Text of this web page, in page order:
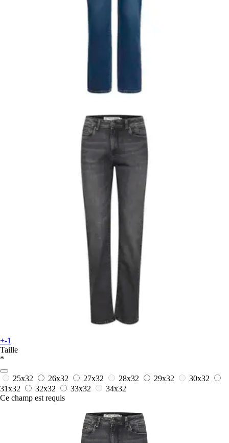
+-1
Taille
*
25x32 26x32 27x32 28x32 29x32
30x32
31x32
32x32 33x32
34x32
Ce champ est requis